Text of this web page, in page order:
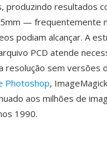
produzindo resultados
— frequentemente
podiam alcançar. A
PCD atende
resolução sem versões
Photoshop,
aos milhões de
1990.